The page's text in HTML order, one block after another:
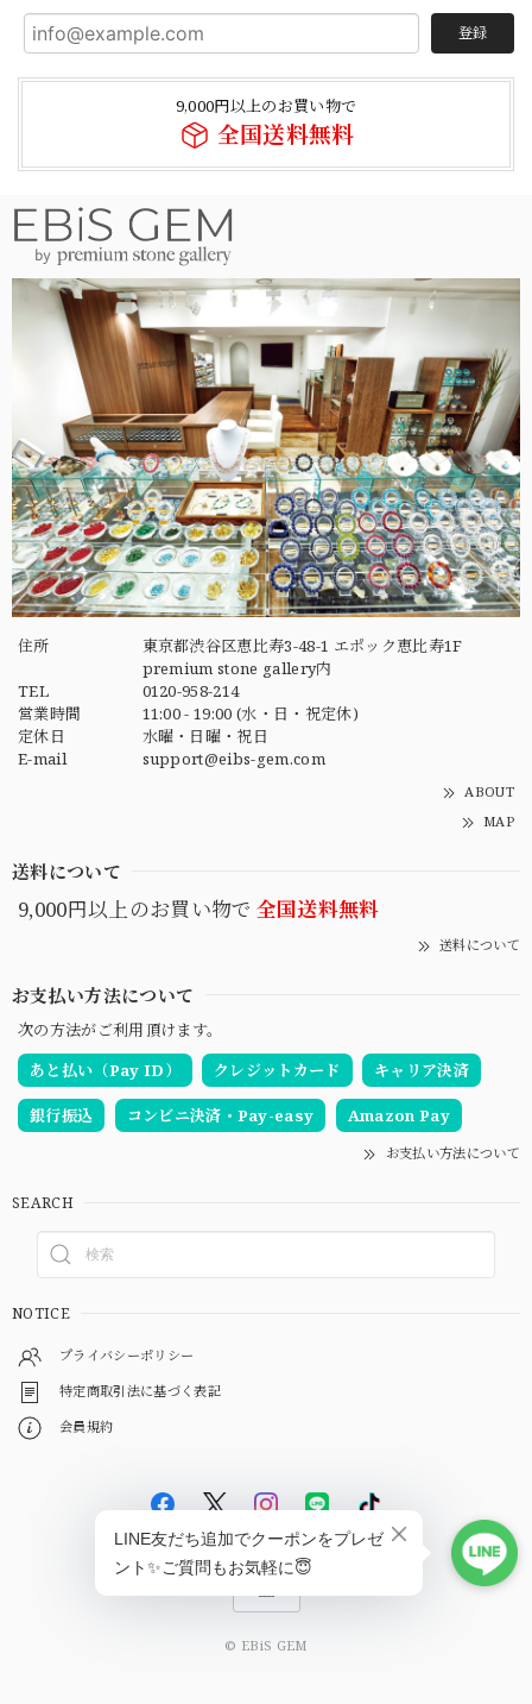
登録
9,000円以上のお買い物で
全国送料無料
住所
東京都渋谷区恵比寿3-48-1 エポック恵比寿1F
premium stone gallery内
TEL
0120-958-214
営業時間
11:00 - 19:00 (水・日・祝定休)
定休日
水曜・日曜・祝日
E-mail
support@eibs-gem.com
ABOUT
MAP
送料について
9,000円以上のお買い物で 全国送料無料
送料について
お支払い方法について
次の方法がご利用頂けます。
あと払い（Pay ID）
クレジットカード キャリア決済
銀行振込 コンビニ決済・Pay-easy Amazon Pay
お支払い方法について
SEARCH
NOTICE
プライバシーポリシー
特定商取引法に基づく表記
会員規約
© EBiS GEM